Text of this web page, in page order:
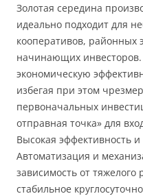
Золотая середина
идеально подходит для
кооперативов, районных
начинающих
экономическую
избегая при этом
первоначальных
отправная точка» для
Высокая эффективность
Автоматизация и
зависимость от тяжелого
стабильное